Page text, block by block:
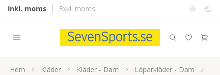
Inkl. moms Exkl. moms
Hem Kläder Kläder - Dam
Löparkläder - Dam